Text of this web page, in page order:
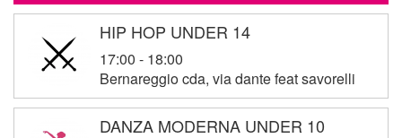
HIP HOP UNDER 14
17:00 - 18:00
Bernareggio cda, via dante feat savorelli
DANZA MODERNA UNDER 10